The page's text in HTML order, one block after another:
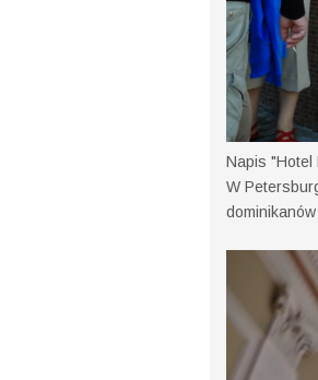
Napis "Hotel
W